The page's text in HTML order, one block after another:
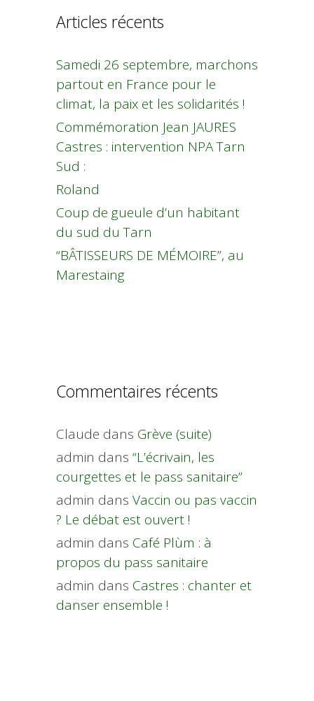
Articles récents
Samedi 26 septembre, marchons
partout en France pour le
climat, la paix et les solidarités !
Commémoration Jean JAURES
Castres : intervention NPA Tarn
Sud :
Roland
Coup de gueule d’un habitant
du sud du Tarn
“BÂTISSEURS DE MÉMOIRE”, au
Marestaing
Commentaires récents
Claude dans Grève (suite)
admin dans “L’écrivain, les
courgettes et le pass sanitaire”
admin dans Vaccin ou pas vaccin
? Le débat est ouvert !
admin dans Café Plùm : à
propos du pass sanitaire
admin dans Castres : chanter et
danser ensemble !